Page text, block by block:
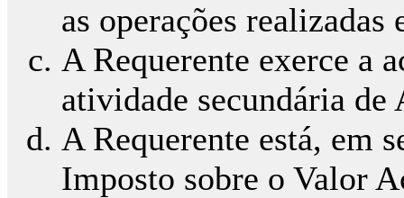
as operações
A Requerente exerce a
atividade secundária
A Requerente está, em
Imposto sobre o Valor